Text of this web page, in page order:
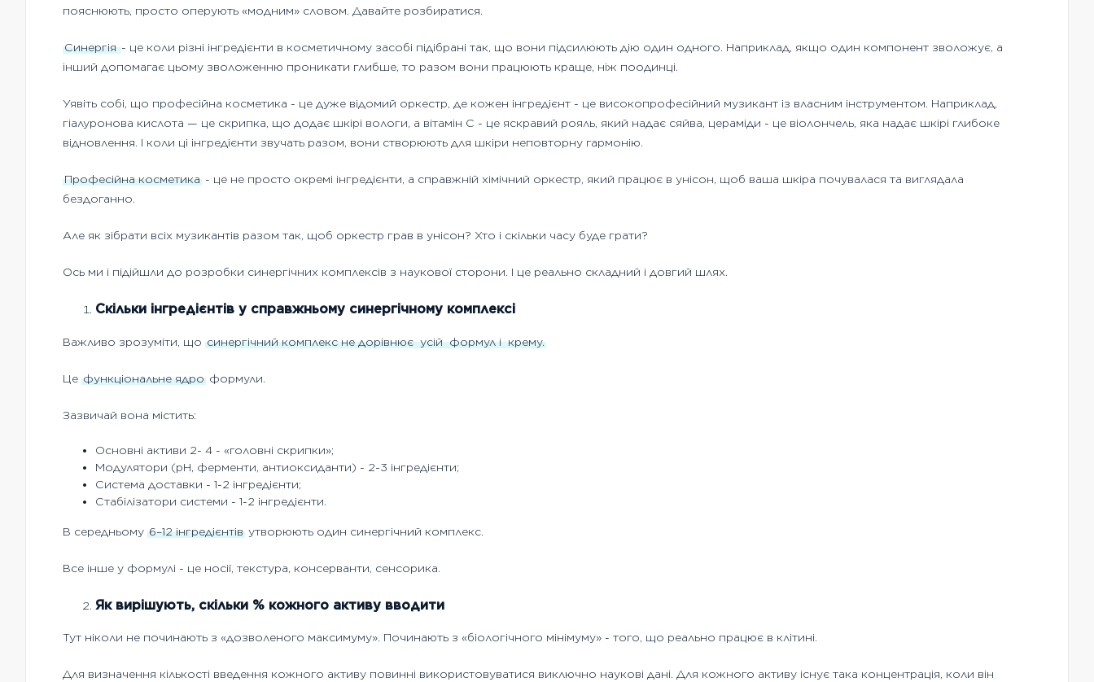
пояснюють, просто оперують «модним» словом. Давайте розбиратися.
Синергія- це коли різні інгредієнти в косметичному засобі підібрані так, що вони підсилюють дію один одного. Наприклад, якщо один компонент зволожує, а
інший допомагає цьому зволоженню проникати глибше, то разом вони працюють краще, ніж поодинці.
Уявіть собі, що професійна косметика - це дуже відомий оркестр, де кожен інгредієнт - це високопрофесійний музикант із власним інструментом. Наприклад,
гіалуронова кислота — це скрипка, що додає шкірі вологи, а вітамін С - це яскравий рояль, який надає сяйва, цераміди - це віолончель, яка надає шкірі глибоке
відновлення. І коли ці інгредієнти звучать разом, вони створюють для шкіри неповторну гармонію.
Професійна косметика - це не просто окремі інгредієнти, а справжній хімічний оркестр, який працює в унісон, щоб ваша шкіра почувалася та виглядала
бездоганно.
Але як зібрати всіх музикантів разом так, щоб оркестр грав в унісон? Хто і скільки часу буде грати?
Ось ми і підійшли до розробки синергічних комплексів з наукової сторони. І це реально складний і довгий шлях.
Скільки інгредієнтів у справжньому синергічному комплексі
Важливо зрозуміти, що синергічний комплекс не дорівнює усій формул і крему.
Це функціональне ядро формули.
Зазвичай вона містить:
Основні активи 2- 4 - «головні скрипки»;
Модулятори (pH, ферменти, антиоксиданти) - 2-3 інгредієнти;
Система доставки - 1-2 інгредієнти;
Стабілізатори системи - 1-2 інгредієнти.
В середньому 6–12 інгредієнтів утворюють один синергічний комплекс.
Все інше у формулі - це носії, текстура, консерванти, сенсорика.
Як вирішують, скільки % кожного активу вводити
Тут ніколи не починають з «дозволеного максимуму». Починають з «біологічного мінімуму» - того, що реально працює в клітині.
Для визначення кількості введення кожного активу повинні використовуватися виключно наукові дані. Для кожного активу існує така концентрація, коли він